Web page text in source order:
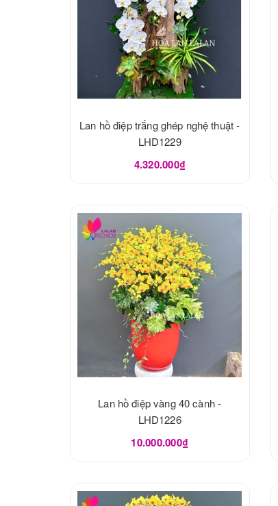
Lan hồ điệp trắng ghép nghệ thuật -
LHD1229
4.320.000₫
Lan hồ điệp vàng 40 cành -
LHD1226
10.000.000₫